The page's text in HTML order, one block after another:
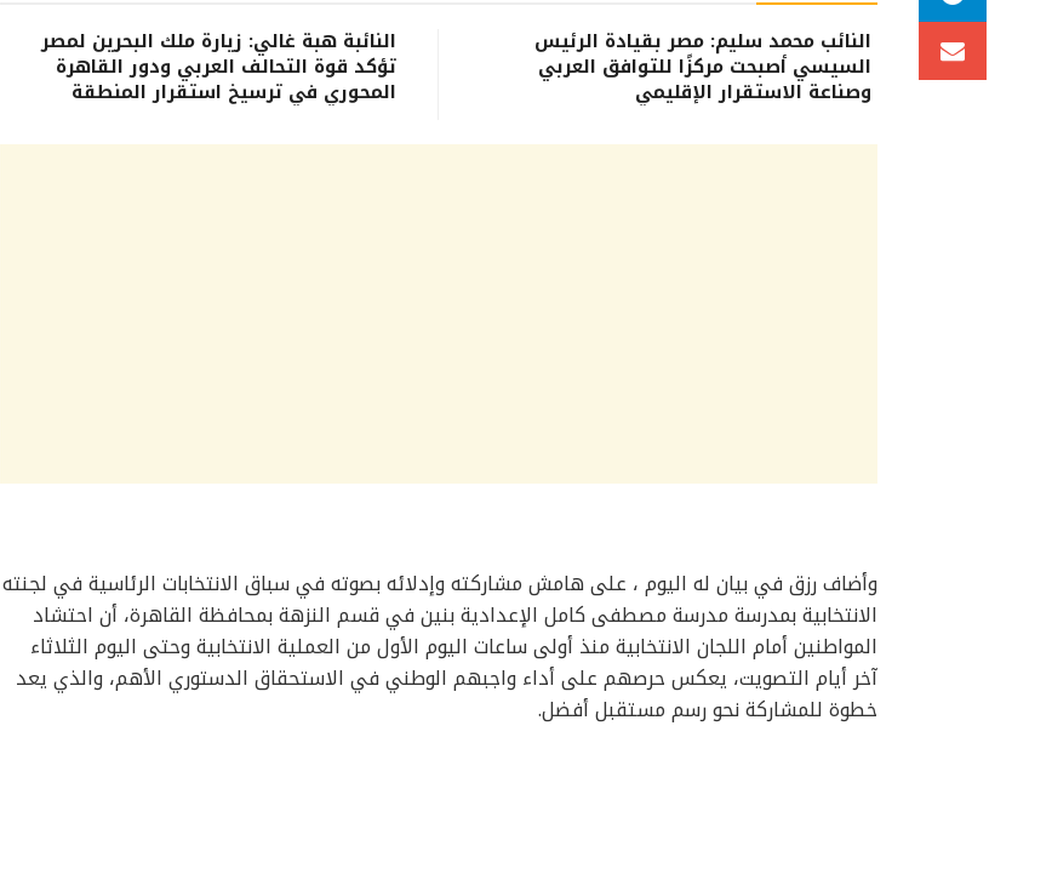
النائب محمد سليم: مصر بقيادة الرئيس
السيسي أصبحت مركزًا للتوافق العربي
وصناعة الاستقرار الإقليمي
النائبة هبة غالي: زيارة ملك البحرين لمصر
تؤكد قوة التحالف العربي ودور القاهرة
المحوري في ترسيخ استقرار المنطقة
وأضاف رزق في بيان له اليوم ، على هامش مشاركته وإدلائه بصوته في سباق الانتخابات الرئاسية في لجنته
الانتخابية بمدرسة مدرسة مصطفى كامل الإعدادية بنين في قسم النزهة بمحافظة القاهرة، أن احتشاد
المواطنين أمام اللجان الانتخابية منذ أولى ساعات اليوم الأول من العملية الانتخابية وحتى اليوم الثلاثاء
آخر أيام التصويت، يعكس حرصهم على أداء واجبهم الوطني في الاستحقاق الدستوري الأهم، والذي يعد
خطوة للمشاركة نحو رسم مستقبل أفضل.